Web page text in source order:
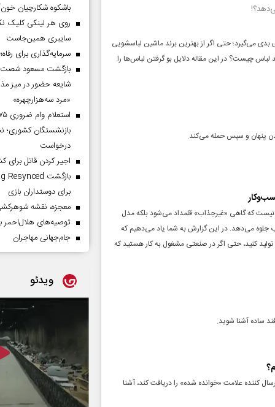
می‌گیرد؛ حتی اگر از بهترین برند ماشین لباسشویی
لباس چیست؟ در این مقاله دلایل بو گرفتن لباس‌ها را
پنهان و سپس حمله می‌کند.
که گاهی «غیر‌جذاب» قلمداد می‌شود بلکه مدل
جلوه می‌دهد. در این گزارش به شما یاد می‌دهیم که
کنید، حتی اگر در صنعتی مشغول به کار هستید که
ساده آشنا شوید.
کننده علامت «خوانده شده» را دریافت کند، آشنا
باشکوه شکارچیان
روی هر لینکی کلیک
سایبری همین‌جاست
سرمایه‌گذاری برای
بازگشت مسعود
شایعه حضور در میز
«مرد سه‌هزارچهره»
بازنشستگان کشوری؛
درخواست
اجیر کردن قاتل
برای دوستداران بازی
معجزه، نقشه
توصیه‌های هلال‌احمر
جام‌جهانی مهاجران
ویدئو